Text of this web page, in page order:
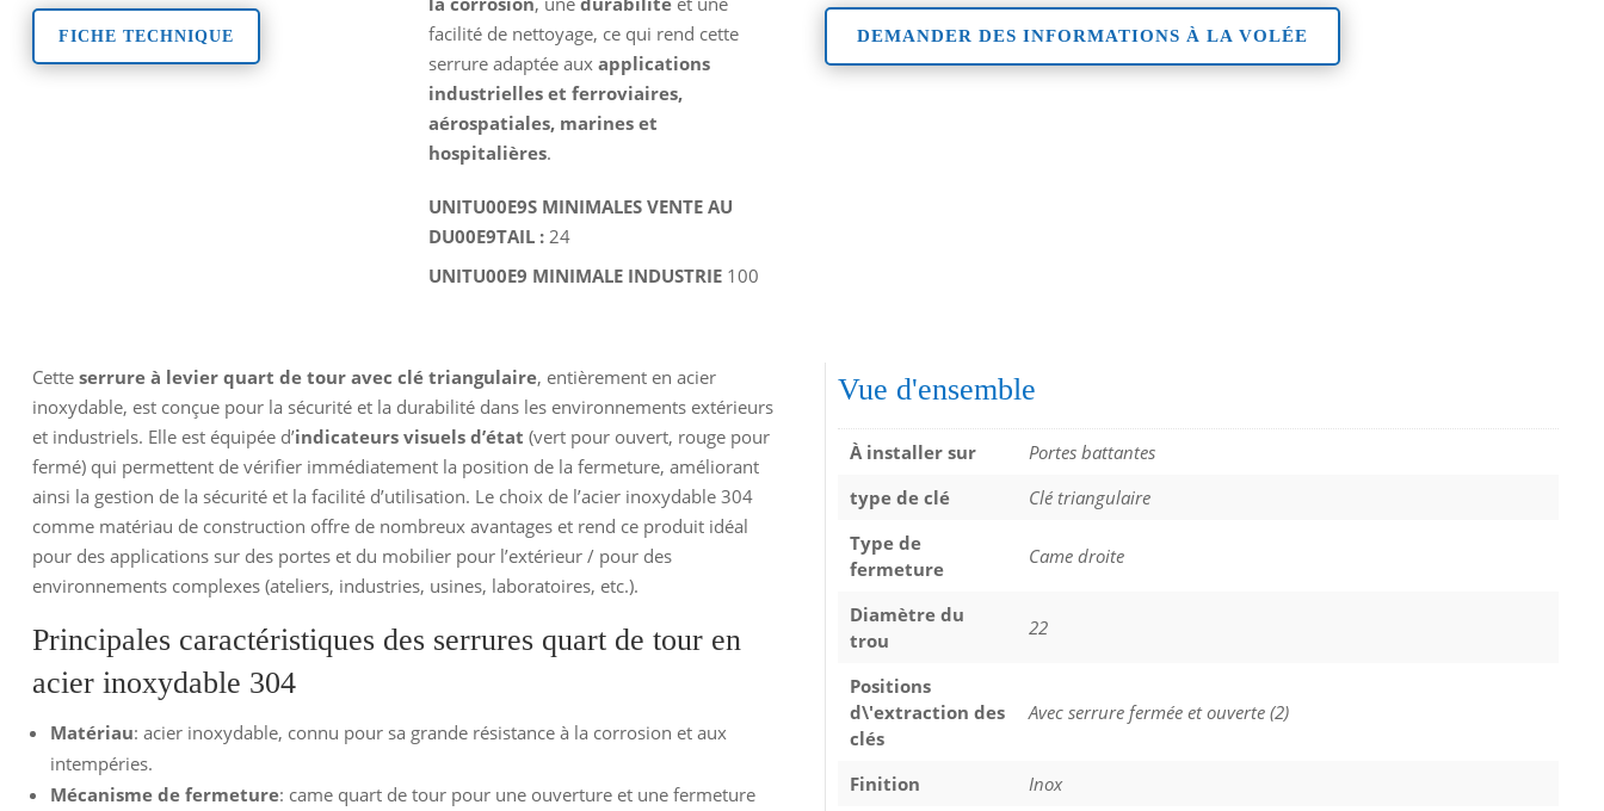
FICHE TECHNIQUE
facilité de nettoyage, ce qui rend cette
serrure adaptée auxapplications
industrielles et ferroviaires,
aérospatiales, marines et
hospitalières.
UNITU00E9S MINIMALES VENTE AU
DU00E9TAIL :24
UNITU00E9 MINIMALE INDUSTRIE 100
DEMANDER DES INFORMATIONS À LA VOLÉE
Cette serrure à levier quart de tour avec clé triangulaire, entièrement en acier
inoxydable, est conçue pour la sécurité et la durabilité dans les environnements extérieurs
et industriels. Elle est équipée d’indicateurs visuels d’état (vert pour ouvert, rouge pour
fermé) qui permettent de vérifier immédiatement la position de la fermeture, améliorant
ainsi la gestion de la sécurité et la facilité d’utilisation. Le choix de l’acier inoxydable 304
comme matériau de construction offre de nombreux avantages et rend ce produit idéal
pour des applications sur des portes et du mobilier pour l’extérieur / pour des
environnements complexes (ateliers, industries, usines, laboratoires, etc.).
Principales caractéristiques des serrures quart de tour en
acier inoxydable 304
Matériau: acier inoxydable, connu pour sa grande résistance à la corrosion et aux
intempéries.
Mécanisme de fermeture: came quart de tour pour une ouverture et une fermeture
Vue d'ensemble
À installer sur
Portes battantes
type de clé
Clé triangulaire
Type de
fermeture
Came droite
Diamètre du
trou
22
Positions
d\'extraction des
clés
Avec serrure fermée et ouverte (2)
Finition
Inox